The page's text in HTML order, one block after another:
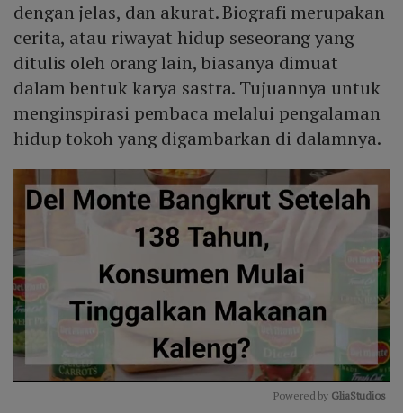
dengan jelas, dan akurat. Biografi merupakan
cerita, atau riwayat hidup seseorang yang
ditulis oleh orang lain, biasanya dimuat
dalam bentuk karya sastra. Tujuannya untuk
menginspirasi pembaca melalui pengalaman
hidup tokoh yang digambarkan di dalamnya.
Powered by GliaStudios